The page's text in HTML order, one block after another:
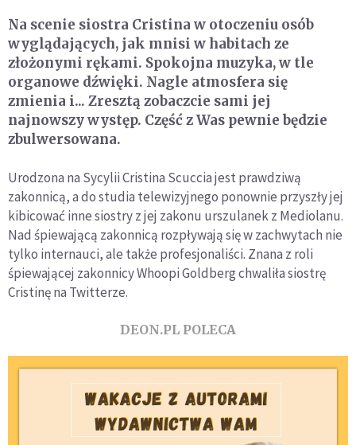
Na scenie siostra Cristina w otoczeniu osób
wyglądających, jak mnisi w habitach ze
złożonymi rękami. Spokojna muzyka, w tle
organowe dźwięki. Nagle atmosfera się
zmienia i... Zresztą zobaczcie sami jej
najnowszy występ. Część z Was pewnie będzie
zbulwersowana.
Urodzona na Sycylii Cristina Scuccia jest prawdziwą
zakonnicą, a do studia telewizyjnego ponownie przyszły jej
kibicować inne siostry z jej zakonu urszulanek z Mediolanu.
Nad śpiewającą zakonnicą rozpływają się w zachwytach nie
tylko internauci, ale także profesjonaliści. Znana z roli
śpiewającej zakonnicy Whoopi Goldberg chwaliła siostrę
Cristinę na Twitterze.
DEON.PL POLECA